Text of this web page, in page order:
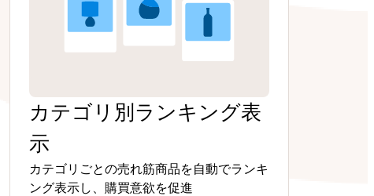
カテゴリ別ランキング表
示
カテゴリごとの売れ筋商品を自動でランキ
ング表示し、購買意欲を促進